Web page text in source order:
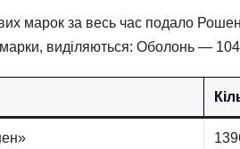
марок за весь час подало
виділяються: Оболонь —